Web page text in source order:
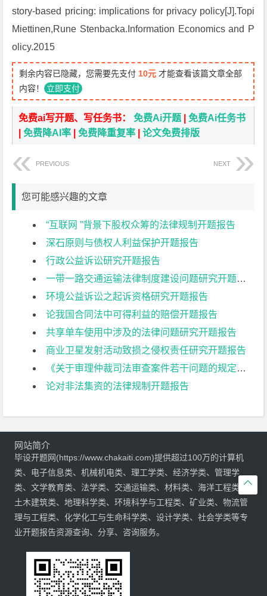
story-based pricing: implications for privacy policy[J].Topi
Miettinen,Rune Stenbacka.Information Economics and P
olicy.2015
剩余内容已隐藏，您需要先支付 10元 才能查看该篇文章全部
内容！ 立即支付
免费ai写开题、写任务书：免费Ai开题 |免费Ai任务书
|免费降AI率 |免费降重复率 |论文免费排版
PREVIOUS NEXT
您可能感兴趣的文章
“互联网 ”背景下股权众筹的法律规制开题报告
深石原则与债权人利益保护开题报告
行政公益诉讼研究开题报告
一带一路交通运输法律制度建设问题研究开题报告
环境公益诉讼之起诉资格研究开题报告
论我国合同法中可得利益的赔偿开题报告
共享单车使用中涉及的法律问题研究开题报告
商业卫星发射活动致损之侵权责任研究开题报告
《关于审理仲裁司法审查案件若干问题的规定》评析开题报告
论对非法集资的法律规制开题报告

网站简介
毕设开题网(https://www.chakaiti.com)提供超过100万的计算机
类、电子信息类、机械机电类、理工学类、经济学类、管理学
类、文学教育类、法学类、交通运输类、材料类、海洋工程类、
土木建筑类、地理科学类、环境科学与工程类、矿业类、物流管
理与工程类、化学化工与生命科学类、设计学类、社会学类等专
业开题报告资源查询、分享、咨询服务。